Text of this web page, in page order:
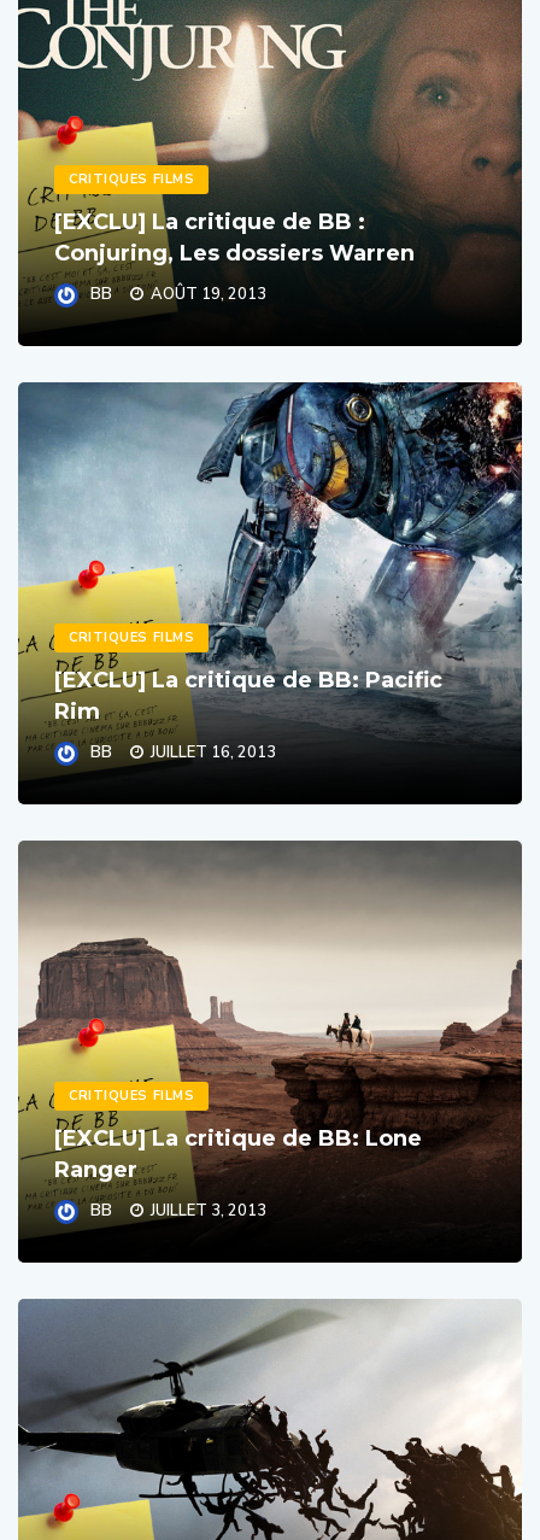
CRITIQUES FILMS
[EXCLU] La critique de BB :
Conjuring, Les dossiers Warren
BB AOÛT 19, 2013
CRITIQUES FILMS
[EXCLU] La critique de BB: Pacific
Rim
BB JUILLET 16, 2013
CRITIQUES FILMS
[EXCLU] La critique de BB: Lone
Ranger
BB JUILLET 3, 2013
CRITIQUES FILMS